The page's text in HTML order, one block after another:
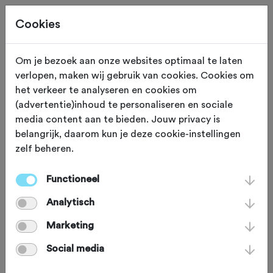
RUST Schin op Geul
De Herbergier
Dit kleinschalige hotel zorgt ervoor dat
je je snel thuis voelt in het authentieke
Schin op Geul. Naast de lekkere
warme bedden, kun je hier ook
profiteren van een bourgondische,
Cookies
Om je bezoek aan onze websites optimaal te laten
verlopen, maken wij gebruik van cookies. Cookies om
het verkeer te analyseren en cookies om
(advertentie)inhoud te personaliseren en sociale
media content aan te bieden. Jouw privacy is
belangrijk, daarom kun je deze cookie-instellingen
zelf beheren.
Functioneel
Analytisch
Marketing
Social media